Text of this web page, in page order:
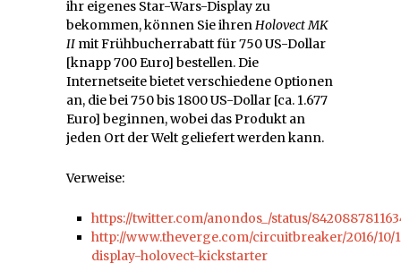
ihr eigenes Star-Wars-Display zu
bekommen, können Sie ihrenHolovect MK
II mit Frühbucherrabatt für 750 US-Dollar
[knapp 700 Euro] bestellen. Die
Internetseite bietet verschiedene Optionen
an, die bei 750 bis 1800 US-Dollar [ca. 1.677
Euro] beginnen, wobei das Produkt an
jeden Ort der Welt geliefert werden kann.
Verweise:
https://twitter.com/anondos_/status/
http://www.theverge.com/circuitbreaker/2016/10/
display-holovect-kickstarter